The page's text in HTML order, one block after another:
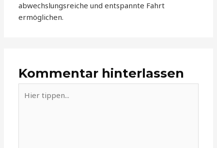
abwechslungsreiche und entspannte Fahrt
ermöglichen.
Kommentar hinterlassen
tippen...